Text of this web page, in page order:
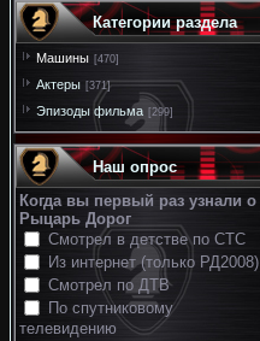
Категории раздела
Машины [470]
Актеры [371]
Эпизоды фильма [299]
Наш опрос
Когда вы первый раз узнали о
Рыцарь Дорог
Смотрел в детстве по СТС
Из интернет (только РД2008)
Смотрел по ДТВ
По спутниковому
телевидению